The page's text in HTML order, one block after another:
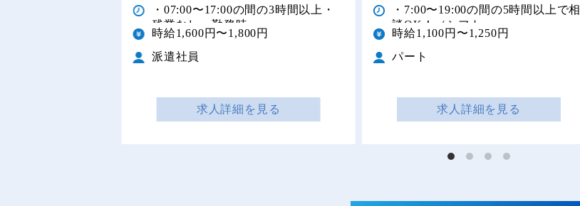
・07:00〜17:00の間の3時間以上・
残業なし・勤務時...
時給1,600円〜1,800円
派遣社員
求人詳細を見る
・7:00〜19:00の間の5時間以上で相
談OK！（シフト...
時給1,100円〜1,250円
パート
求人詳細を見る